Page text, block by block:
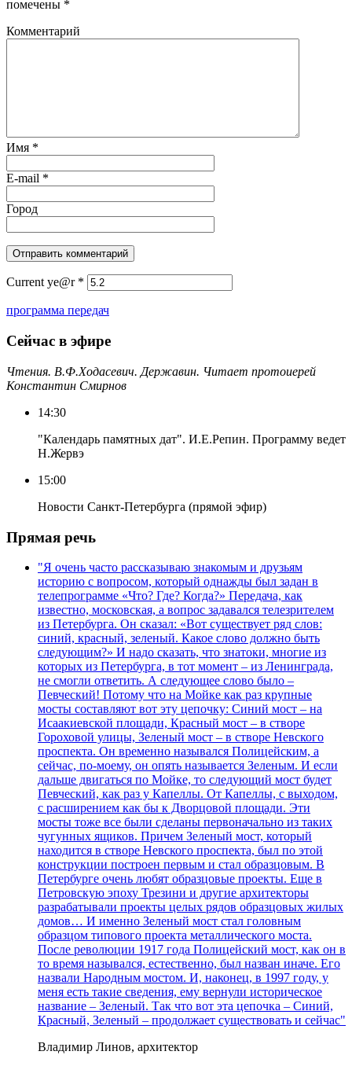
помечены *
Комментарий
Имя *
E-mail *
Город
Current ye@r *
программа передач
Сейчас в эфире
Чтения. В.Ф.Ходасевич. Державин. Читает протоиерей
Константин Смирнов
14:30
"Календарь памятных дат". И.Е.Репин. Программу ведет
Н.Жервэ
15:00
Новости Санкт-Петербурга (прямой эфир)
Прямая речь
"Я очень часто рассказываю знакомым и друзьям
историю с вопросом, который однажды был задан в
телепрограмме «Что? Где? Когда?» Передача, как
известно, московская, а вопрос задавался телезрителем
из Петербурга. Он сказал: «Вот существует ряд слов:
синий, красный, зеленый. Какое слово должно быть
следующим?» И надо сказать, что знатоки, многие из
которых из Петербурга, в тот момент – из Ленинграда,
не смогли ответить. А следующее слово было –
Певческий! Потому что на Мойке как раз крупные
мосты составляют вот эту цепочку: Синий мост – на
Исаакиевской площади, Красный мост – в створе
Гороховой улицы, Зеленый мост – в створе Невского
проспекта. Он временно назывался Полицейским, а
сейчас, по-моему, он опять называется Зеленым. И если
дальше двигаться по Мойке, то следующий мост будет
Певческий, как раз у Капеллы. От Капеллы, с выходом,
с расширением как бы к Дворцовой площади. Эти
мосты тоже все были сделаны первоначально из таких
чугунных ящиков. Причем Зеленый мост, который
находится в створе Невского проспекта, был по этой
конструкции построен первым и стал образцовым. В
Петербурге очень любят образцовые проекты. Еще в
Петровскую эпоху Трезини и другие архитекторы
разрабатывали проекты целых рядов образцовых жилых
домов… И именно Зеленый мост стал головным
образцом типового проекта металлического моста.
После революции 1917 года Полицейский мост, как он в
то время назывался, естественно, был назван иначе. Его
назвали Народным мостом. И, наконец, в 1997 году, у
меня есть такие сведения, ему вернули историческое
название – Зеленый. Так что вот эта цепочка – Синий,
Красный, Зеленый – продолжает существовать и сейчас"
Владимир Линов, архитектор